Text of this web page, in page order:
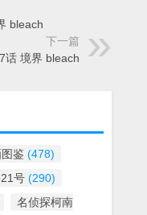
bleach
下一篇
话 境界 bleach
鉴 (478)
号 (290)
名侦探柯南